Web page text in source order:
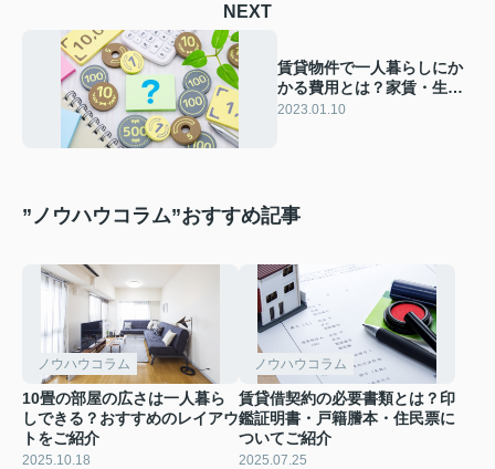
NEXT
賃貸物件で一人暮らしにか
かる費用とは？家賃・生活
費・貯金についてご紹介
2023.01.10
”ノウハウコラム”おすすめ記事
ノウハウコラム
10畳の部屋の広さは一人暮ら
しできる？おすすめのレイアウ
トをご紹介
2025.10.18
ノウハウコラム
賃貸借契約の必要書類とは？印
鑑証明書・戸籍謄本・住民票に
ついてご紹介
2025.07.25